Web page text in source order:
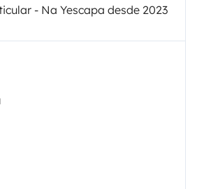
- Na Yescapa desde 2023